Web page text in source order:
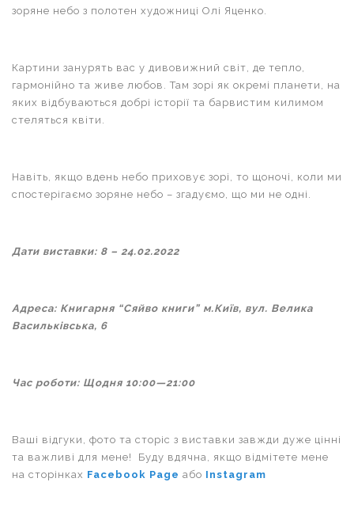
зоряне небо з полотен художниці Олі Яценко.
Картини занурять вас у дивовижний світ, де тепло,
гармонійно та живе любов. Там зорі як окремі планети, на
яких відбуваються добрі історії та барвистим килимом
стеляться квіти.
Навіть, якщо вдень небо приховує зорі, то щоночі, коли ми
спостерігаємо зоряне небо – згадуємо, що ми не одні.
Дати виставки: 8 – 24.02.2022
Адреса: Книгарня “Сяйво книги” м.Київ, вул. Велика
Васильківська, 6
Час роботи: Щодня 10:00—21:00
Ваші відгуки, фото та сторіс з виставки завжди дуже цінні
та важливі для мене! Буду вдячна, якщо відмітете мене
на сторінках Facebook Page або Instagram